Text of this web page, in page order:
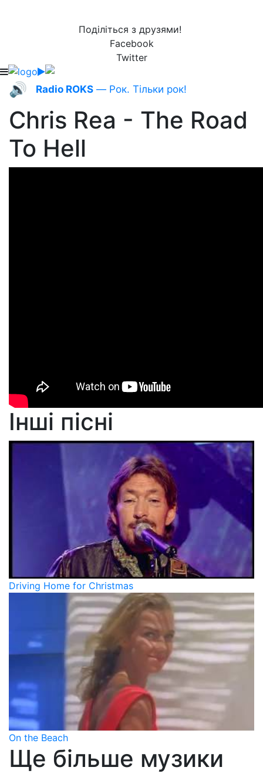
Поділіться з друзями!
Facebook
Twitter
🔊 Radio ROKS — Рок. Тільки рок!
Chris Rea - The Road
To Hell
Інші пісні
Driving Home for Christmas
On the Beach
Ще більше музики